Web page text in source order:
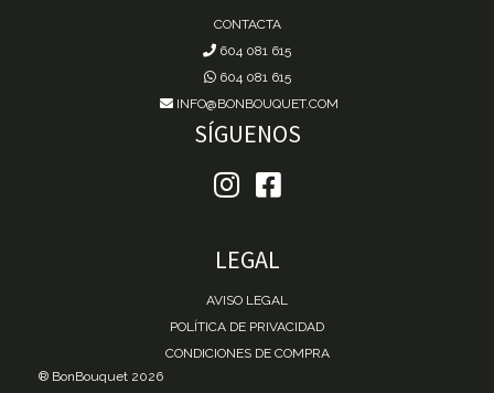
CONTACTA
604 081 615
604 081 615
INFO@BONBOUQUET.COM
SÍGUENOS
LEGAL
AVISO LEGAL
POLÍTICA DE PRIVACIDAD
CONDICIONES DE COMPRA
® BonBouquet 2026